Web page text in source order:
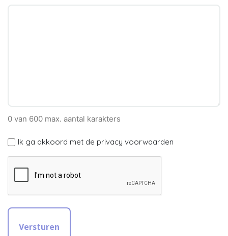
0 van 600 max. aantal karakters
(Vereist)
Ik ga akkoord met de privacy voorwaarden